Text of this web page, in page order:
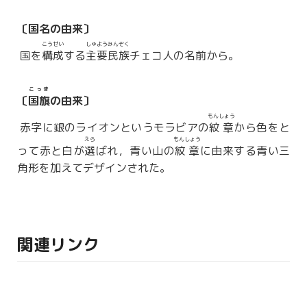
〔国名の由来〕
国を構成
こうせい
する主要民族
しゅようみんぞく
チェコ人の名前から。
〔国旗
こっき
の由来〕
赤字に銀のライオンというモラビアの紋章
もんしょう
から色をと
って赤と白が選
えら
ばれ，青い山の紋章
もんしょう
に由来する青い三
角形を加えてデザインされた。
関連リンク